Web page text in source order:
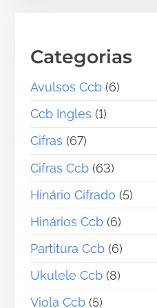
Categorias
Avulsos Ccb (6)
Ccb Ingles (1)
Cifras (67)
Cifras Ccb (63)
Hinário Cifrado (5)
Hinários Ccb (6)
Partitura Ccb (6)
Ukulele Ccb (8)
Viola Ccb (5)